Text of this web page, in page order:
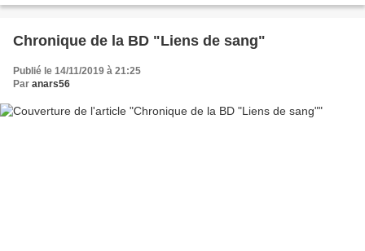
Chronique de la BD "Liens de sang"
Publié le 14/11/2019 à 21:25
Par anars56